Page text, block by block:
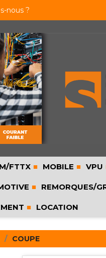
nous ?
FTTX MOBILE VPU
REMORQUES/
LOCATION
COUPE